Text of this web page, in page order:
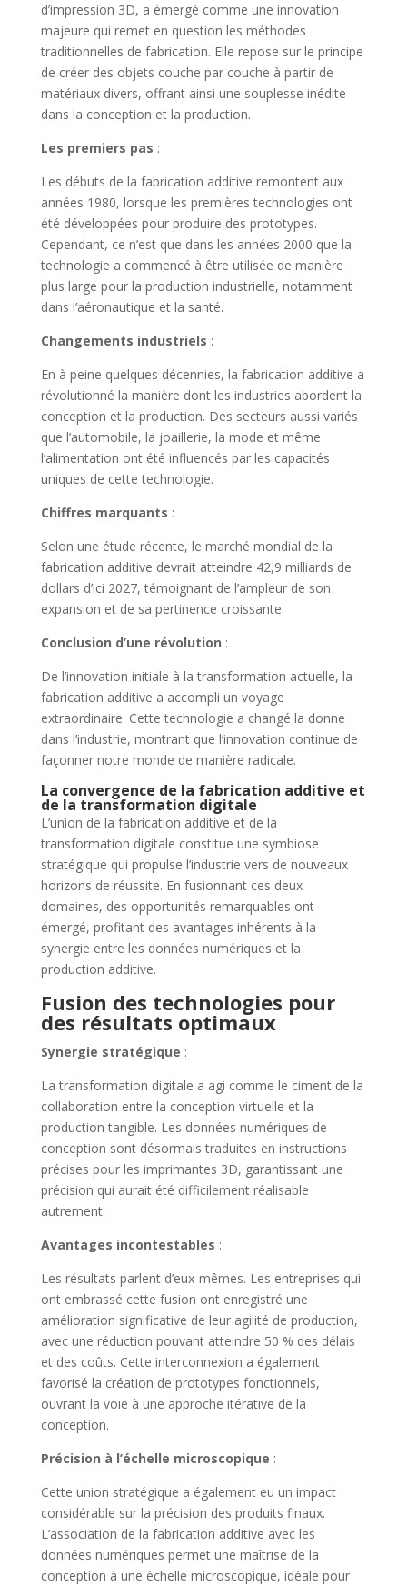
d’impression 3D, a émergé comme une innovation
majeure qui remet en question les méthodes
traditionnelles de fabrication. Elle repose sur le principe
de créer des objets couche par couche à partir de
matériaux divers, offrant ainsi une souplesse inédite
dans la conception et la production.
Les premiers pas :
Les débuts de la fabrication additive remontent aux
années 1980, lorsque les premières technologies ont
été développées pour produire des prototypes.
Cependant, ce n’est que dans les années 2000 que la
technologie a commencé à être utilisée de manière
plus large pour la production industrielle, notamment
dans l’aéronautique et la santé.
Changements industriels :
En à peine quelques décennies, la fabrication additive a
révolutionné la manière dont les industries abordent la
conception et la production. Des secteurs aussi variés
que l’automobile, la joaillerie, la mode et même
l’alimentation ont été influencés par les capacités
uniques de cette technologie.
Chiffres marquants :
Selon une étude récente, le marché mondial de la
fabrication additive devrait atteindre 42,9 milliards de
dollars d’ici 2027, témoignant de l’ampleur de son
expansion et de sa pertinence croissante.
Conclusion d’une révolution :
De l’innovation initiale à la transformation actuelle, la
fabrication additive a accompli un voyage
extraordinaire. Cette technologie a changé la donne
dans l’industrie, montrant que l’innovation continue de
façonner notre monde de manière radicale.
La convergence de la fabrication additive et
de la transformation digitale
L’union de la fabrication additive et de la
transformation digitale constitue une symbiose
stratégique qui propulse l’industrie vers de nouveaux
horizons de réussite. En fusionnant ces deux
domaines, des opportunités remarquables ont
émergé, profitant des avantages inhérents à la
synergie entre les données numériques et la
production additive.
Fusion des technologies pour
des résultats optimaux
Synergie stratégique :
La transformation digitale a agi comme le ciment de la
collaboration entre la conception virtuelle et la
production tangible. Les données numériques de
conception sont désormais traduites en instructions
précises pour les imprimantes 3D, garantissant une
précision qui aurait été difficilement réalisable
autrement.
Avantages incontestables :
Les résultats parlent d’eux-mêmes. Les entreprises qui
ont embrassé cette fusion ont enregistré une
amélioration significative de leur agilité de production,
avec une réduction pouvant atteindre 50 % des délais
et des coûts. Cette interconnexion a également
favorisé la création de prototypes fonctionnels,
ouvrant la voie à une approche itérative de la
conception.
Précision à l’échelle microscopique :
Cette union stratégique a également eu un impact
considérable sur la précision des produits finaux.
L’association de la fabrication additive avec les
données numériques permet une maîtrise de la
conception à une échelle microscopique, idéale pour